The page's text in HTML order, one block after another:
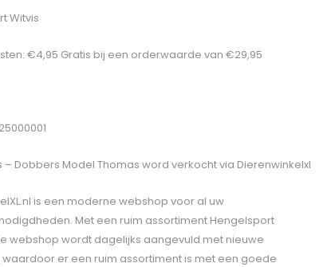
Witvis
€4,95 Gratis bij een orderwaarde van €29,95
– Dobbers Model Thomas word verkocht via Dierenwinkelxl
is een moderne webshop voor al uw
Met een ruim assortiment Hengelsport
webshop wordt dagelijks aangevuld met nieuwe
er een ruim assortiment is met een goede